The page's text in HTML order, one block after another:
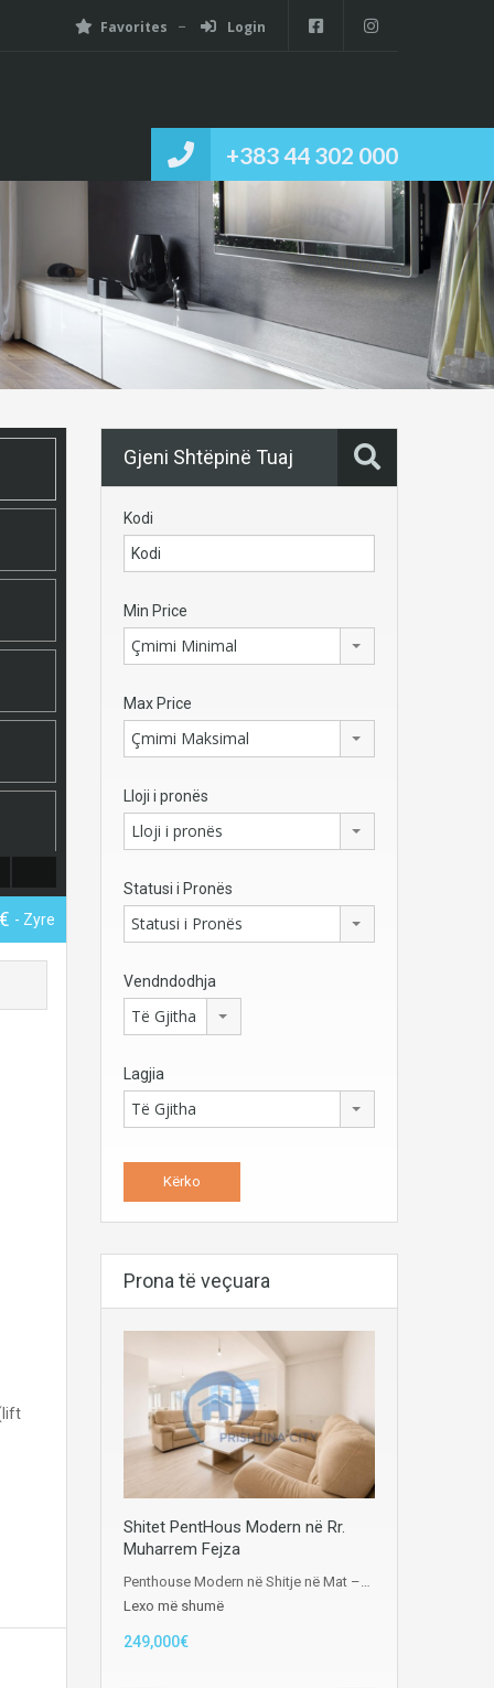
Favorites Login
+383 44 302 000
- Zyre
Gjeni Shtëpinë Tuaj
Kodi
Min Price
Çmimi Minimal
Max Price
Çmimi Maksimal
Lloji i pronës
Lloji i pronës
Statusi i Pronës
Statusi i Pronës
Vendndodhja
Të Gjitha
Lagjia
Të Gjitha
Prona të veçuara
Shitet PentHous Modern në Rr.
Muharrem Fejza
Penthouse Modern në Shitje në Mat –…
Lexo më shumë
249,000€